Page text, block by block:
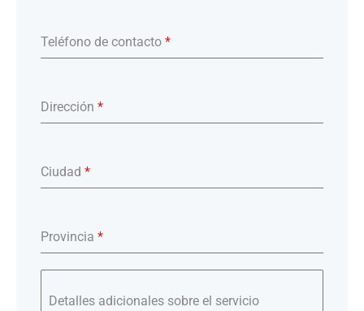
Teléfono de contacto *
Dirección *
Ciudad *
Provincia *
Detalles adicionales sobre el servicio